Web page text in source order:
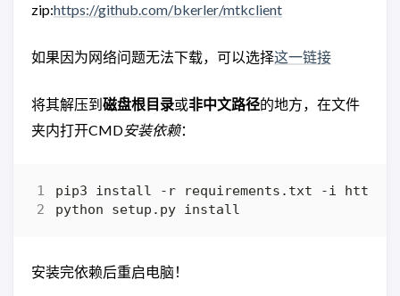
zip:https://github.com/bkerler/mtkclient
如果因为网络问题无法下载，可以选择这一链接
将其解压到 磁盘根目录或非中文路径的地方，在文件
夹内打开CMD安装依赖：
安装完依赖后重启电脑！